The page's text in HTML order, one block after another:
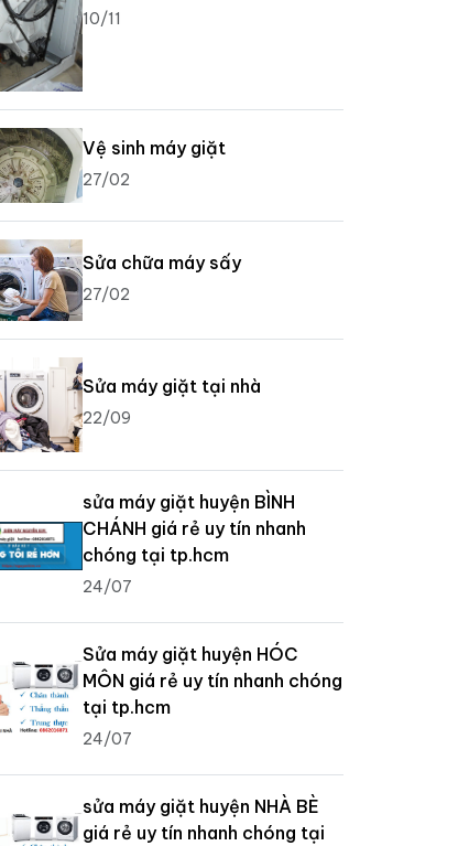
10/11
Vệ sinh máy giặt
27/02
Sửa chữa máy sấy
27/02
Sửa máy giặt tại nhà
22/09
sửa máy giặt huyện BÌNH
CHÁNH giá rẻ uy tín nhanh
chóng tại tp.hcm
24/07
Sửa máy giặt huyện HÓC
MÔN giá rẻ uy tín nhanh chóng
tại tp.hcm
24/07
sửa máy giặt huyện NHÀ BÈ
giá rẻ uy tín nhanh chóng tại